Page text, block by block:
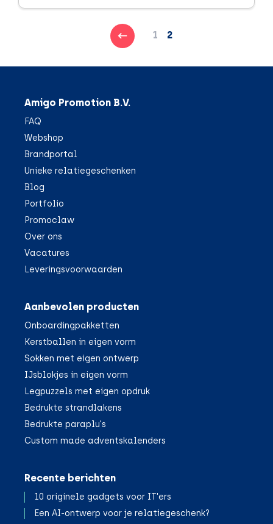
1 2
Amigo Promotion B.V.
FAQ
Webshop
Brandportal
Unieke relatiegeschenken
Blog
Portfolio
Promoclaw
Over ons
Vacatures
Leveringsvoorwaarden
Aanbevolen producten
Onboardingpakketten
Kerstballen in eigen vorm
Sokken met eigen ontwerp
IJsblokjes in eigen vorm
Legpuzzels met eigen opdruk
Bedrukte strandlakens
Bedrukte paraplu's
Custom made adventskalenders
Recente berichten
10 originele gadgets voor IT'ers
Een AI-ontwerp voor je relatiegeschenk?